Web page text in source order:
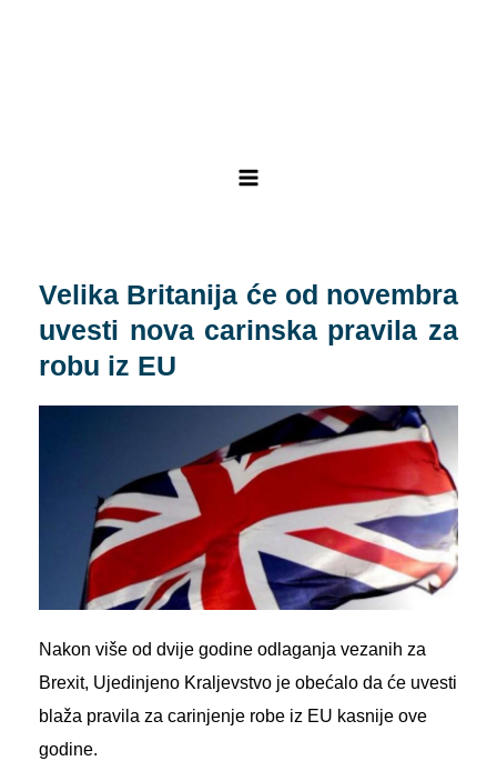
Velika Britanija će od novembra
uvesti nova carinska pravila za
robu iz EU
Nakon više od dvije godine odlaganja vezanih za
Brexit, Ujedinjeno Kraljevstvo je obećalo da će uvesti
blaža pravila za carinjenje robe iz EU kasnije ove
godine.